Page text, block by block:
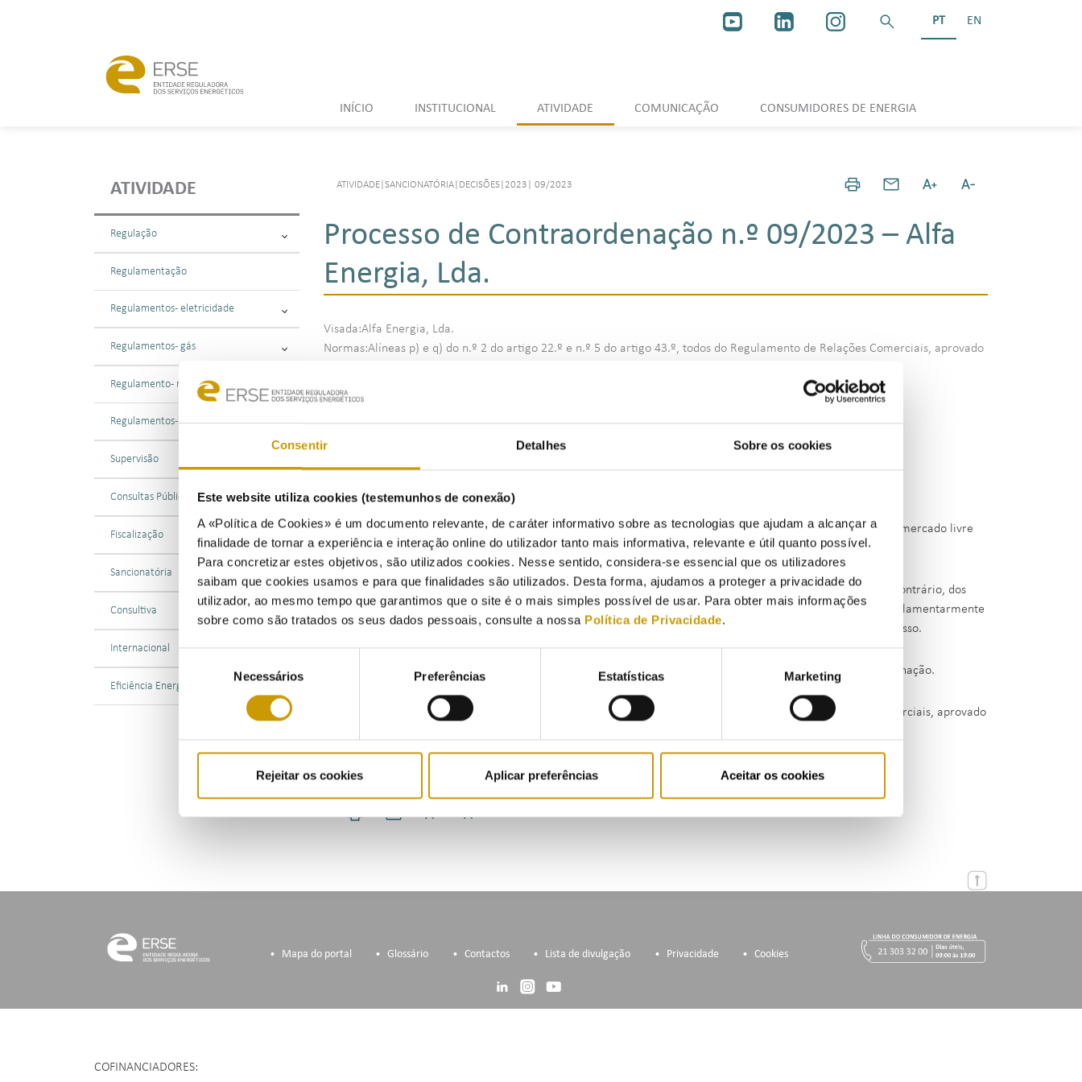
Consentir Detalhes Sobre os cookies
Este website utiliza cookies (testemunhos de conexão)
A «Política de Cookies» é um documento relevante, de caráter informativo sobre as tecnologias que ajudam a alcançar a
finalidade de tornar a experiência e interação online do utilizador tanto mais informativa, relevante e útil quanto possível.
Para concretizar estes objetivos, são utilizados cookies. Nesse sentido, considera-se essencial que os utilizadores
saibam que cookies usamos e para que finalidades são utilizados. Desta forma, ajudamos a proteger a privacidade do
utilizador, ao mesmo tempo que garantimos que o site é o mais simples possível de usar. Para obter mais informações
sobre como são tratados os seus dados pessoais, consulte a nossa Política de Privacidade.
consentimento
Necessários Preferências Estatísticas Marketing
Rejeitar os cookies Aplicar preferências Aceitar os cookies
PT EN
INÍCIO INSTITUCIONAL ATIVIDADE COMUNICAÇÃO CONSUMIDORES DE ENERGIA
ATIVIDADE
Regulação
Regulamentação
Regulamentos - eletricidade
Regulamentos - gás
Regulamento - mobilidade elétrica
Regulamentos - combustíveis e GPL
Supervisão
Consultas Públicas
Fiscalização
Sancionatória
Consultiva
Internacional
Eficiência Energética
ATIVIDADE SANCIONATÓRIA DECISÕES 2023 09/2023
Processo de Contraordenação n.º 09/2023 – Alfa
Energia, Lda.
Visada:Alfa Energia, Lda.
Normas:Alíneas p) e q) do n.º 2 do artigo 22.º e n.º 5 do artigo 43.º, todos do Regulamento de Relações Comerciais, aprovado
Descrição: No dia 3 de janeiro de 2023, foi remetido à Entidade Reguladora dos Serviços Energéticos, Auto de
Este auto teve origem numa ação de fiscalização à atividade dos comercializadores de energia em regime de mercado livre
no setor da energia elétrica, da qual resultou o incumprimento indiciário de exigências regulamentares.
Uma vez que não foram recolhidos elementos que comprovassem os dados remetidos pela ENSE e que, pelo contrário, dos
elementos enviados pela Alfa Energia não resultavam desconformidades face aos deveres de informação regulamentarmente
exigidos, concluiu-se que não existiam elementos bastantes para dar seguimento contraordenacional ao processo.
Em face do exposto, foi deliberado a 23 de maio de 2023 o arquivamento do presente processo de contraordenação.
Normas: alíneas p) e q) do n.º 2 do artigo 22.º e n.º 5 do artigo 43.º, todos do Regulamento de Relações Comerciais, aprovado
Data da Conclusão do Processo: 23/05/2023
Mapa do portal Glossário Contactos Lista de divulgação Privacidade Cookies
COFINANCIADORES: